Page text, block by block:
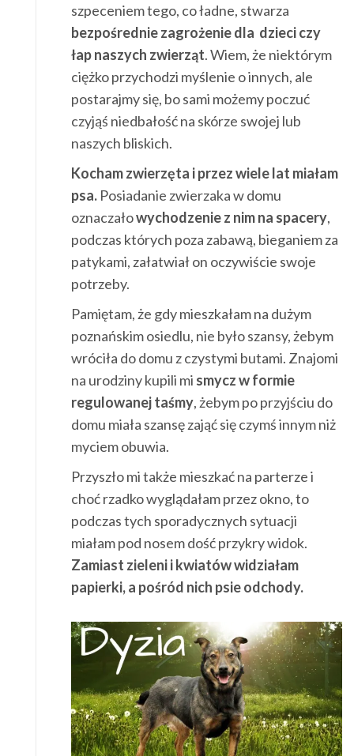
szpeceniem tego, co ładne, stwarza
bezpośrednie zagrożenie dla dzieci czy
łap naszych zwierząt. Wiem, że niektórym
ciężko przychodzi myślenie o innych, ale
postarajmy się, bo sami możemy poczuć
czyjąś niedbałość na skórze swojej lub
naszych bliskich.
Kocham zwierzęta i przez wiele lat miałam
psa. Posiadanie zwierzaka w domu
oznaczałowychodzenie z nim na spacery,
podczas których poza zabawą, bieganiem za
patykami, załatwiał on oczywiście swoje
potrzeby.
Pamiętam, że gdy mieszkałam na dużym
poznańskim osiedlu, nie było szansy, żebym
wróciła do domu z czystymi butami. Znajomi
na urodziny kupili mi smycz w formie
regulowanej taśmy, żebym po przyjściu do
domu miała szansę zająć się czymś innym niż
myciem obuwia.
Przyszło mi także mieszkać na parterze i
choć rzadko wyglądałam przez okno, to
podczas tych sporadycznych sytuacji
miałam pod nosem dość przykry widok.
Zamiast zieleni i kwiatów widziałam
papierki, a pośród nich psie odchody.